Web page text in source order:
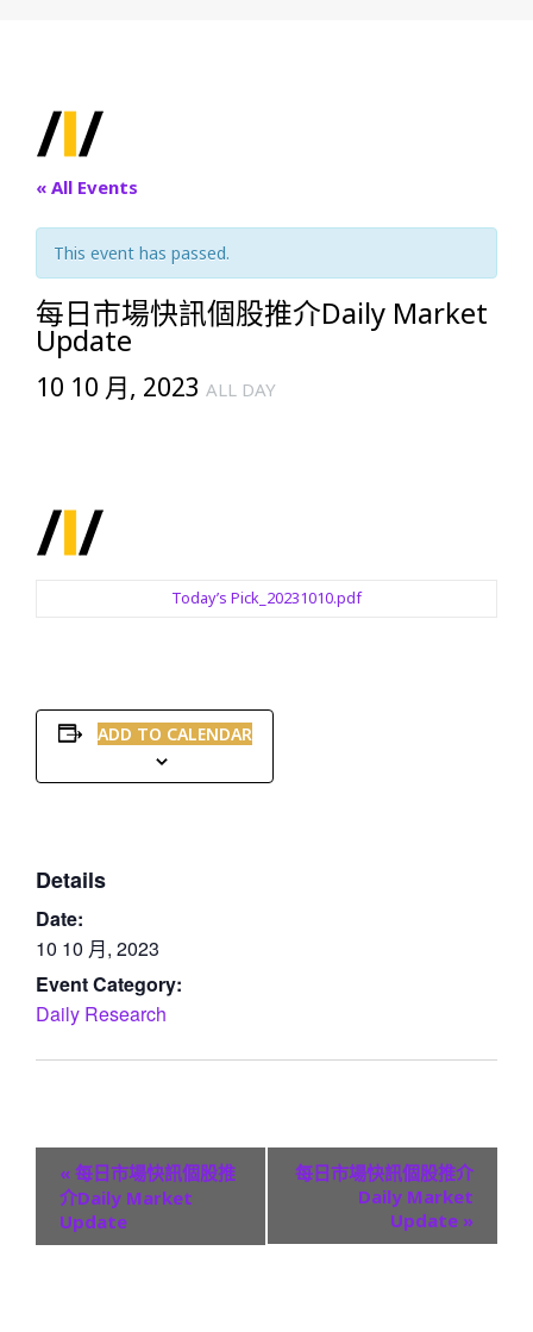
« All Events
This event has passed.
每日市場快訊個股推介Daily Market
Update
10 10 月, 2023 ALL DAY
Today’s Pick_20231010.pdf
ADD TO CALENDAR
Details
Date:
10 10 月, 2023
Event Category:
Daily Research
« 每日市場快訊個股推
介Daily Market
Update
每日市場快訊個股推介
Daily Market
Update »